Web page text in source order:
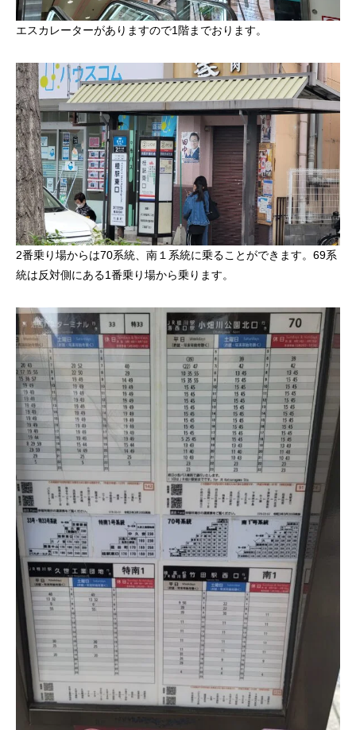
エスカレーターがありますので1階までおります。
2番乗り場からは70系統、南１系統に乗ることができます。69系
統は反対側にある1番乗り場から乗ります。